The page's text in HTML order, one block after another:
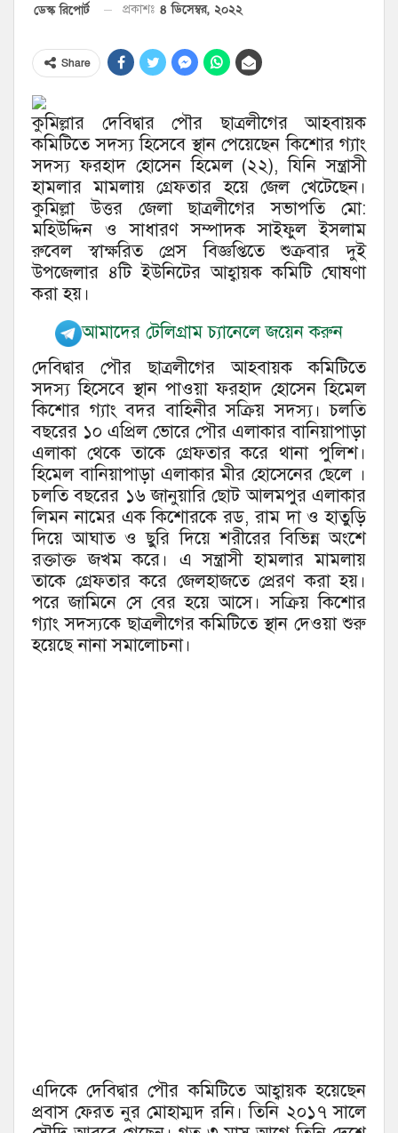
ডেস্ক রিপোর্ট প্রকাশঃ ৪ ডিসেম্বর, ২০২২
Share
কুমিল্লার দেবিদ্বার পৌর ছাত্রলীগের আহবায়ক
কমিটিতে সদস্য হিসেবে স্থান পেয়েছেন কিশোর গ্যাং
সদস্য ফরহাদ হোসেন হিমেল (২২), যিনি সন্ত্রাসী
হামলার মামলায় গ্রেফতার হয়ে জেল খেটেছেন।
কুমিল্লা উত্তর জেলা ছাত্রলীগের সভাপতি মো:
মহিউদ্দিন ও সাধারণ সম্পাদক সাইফুল ইসলাম
রুবেল স্বাক্ষরিত প্রেস বিজ্ঞপ্তিতে শুক্রবার দুই
উপজেলার ৪টি ইউনিটের আহ্বায়ক কমিটি ঘোষণা
করা হয়।
আমাদের টেলিগ্রাম চ্যানেলে জয়েন করুন
দেবিদ্বার পৌর ছাত্রলীগের আহবায়ক কমিটিতে
সদস্য হিসেবে স্থান পাওয়া ফরহাদ হোসেন হিমেল
কিশোর গ্যাং বদর বাহিনীর সক্রিয় সদস্য। চলতি
বছরের ১০ এপ্রিল ভোরে পৌর এলাকার বানিয়াপাড়া
এলাকা থেকে তাকে গ্রেফতার করে থানা পুলিশ।
হিমেল বানিয়াপাড়া এলাকার মীর হোসেনের ছেলে ।
চলতি বছরের ১৬ জানুয়ারি ছোট আলমপুর এলাকার
লিমন নামের এক কিশোরকে রড, রাম দা ও হাতুড়ি
দিয়ে আঘাত ও ছুরি দিয়ে শরীরের বিভিন্ন অংশে
রক্তাক্ত জখম করে। এ সন্ত্রাসী হামলার মামলায়
তাকে গ্রেফতার করে জেলহাজতে প্রেরণ করা হয়।
পরে জামিনে সে বের হয়ে আসে। সক্রিয় কিশোর
গ্যাং সদস্যকে ছাত্রলীগের কমিটিতে স্থান দেওয়া শুরু
হয়েছে নানা সমালোচনা।
এদিকে দেবিদ্বার পৌর কমিটিতে আহ্বায়ক হয়েছেন
প্রবাস ফেরত নুর মোহাম্মদ রনি। তিনি ২০১৭ সালে